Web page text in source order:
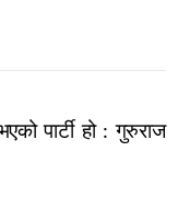
पार्टी हो : गुरुराज